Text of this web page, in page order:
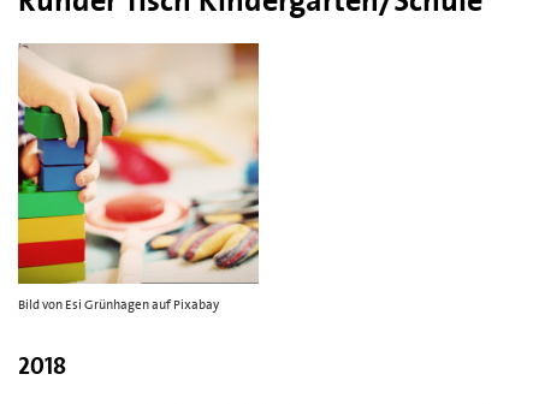
Bild von Esi Grünhagen auf Pixabay
2018